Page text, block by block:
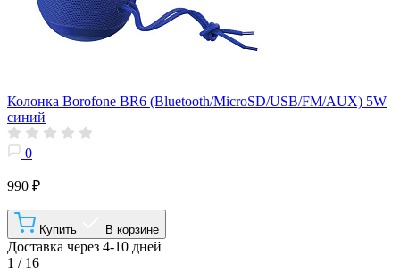
Колонка Borofone BR6 (Bluetooth/MicroSD/USB/FM/AUX) 5W
синий
0
990 ₽
Купить В корзине
Доставка через 4-10 дней
1 / 16